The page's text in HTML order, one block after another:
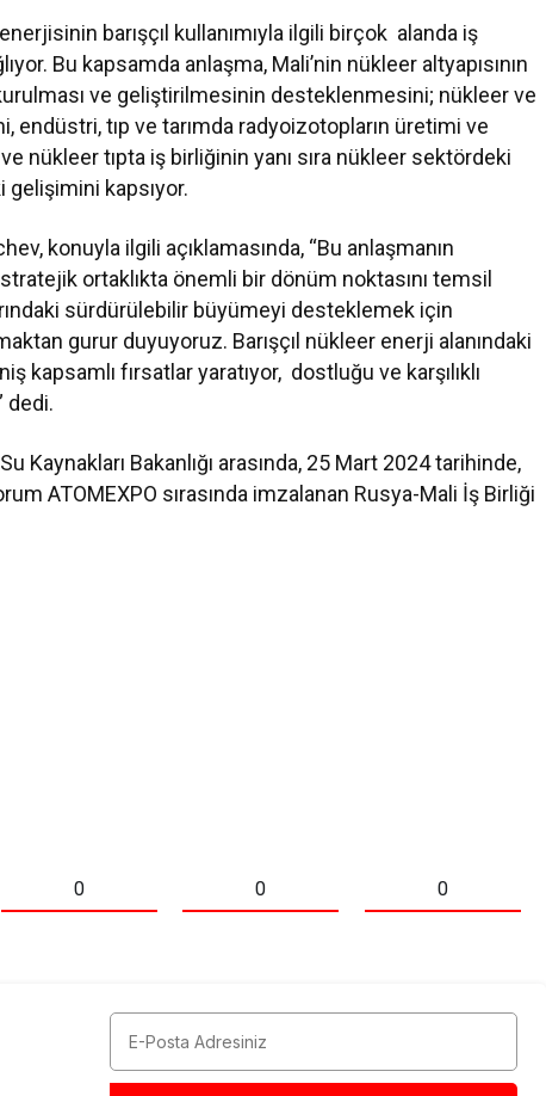
barışçıl kullanımıyla ilgili birçok alanda iş
Bu kapsamda anlaşma, Mali’nin nükleer altyapısının
ve geliştirilmesinin desteklenmesini; nükleer ve
tıp ve tarımda radyoizotopların üretimi ve
nükleer tıpta iş birliğinin yanı sıra nükleer sektördeki
kapsıyor.
konuyla ilgili açıklamasında, “Bu anlaşmanın
ortaklıkta önemli bir dönüm noktasını temsil
sürdürülebilir büyümeyi desteklemek için
gurur duyuyoruz. Barışçıl nükleer enerji alanındaki
kapsamlı fırsatlar yaratıyor, dostluğu ve karşılıklı
dedi.
Kaynakları Bakanlığı arasında, 25 Mart 2024 tarihinde,
ATOMEXPO sırasında imzalanan Rusya-Mali İş Birliği
0 0 0